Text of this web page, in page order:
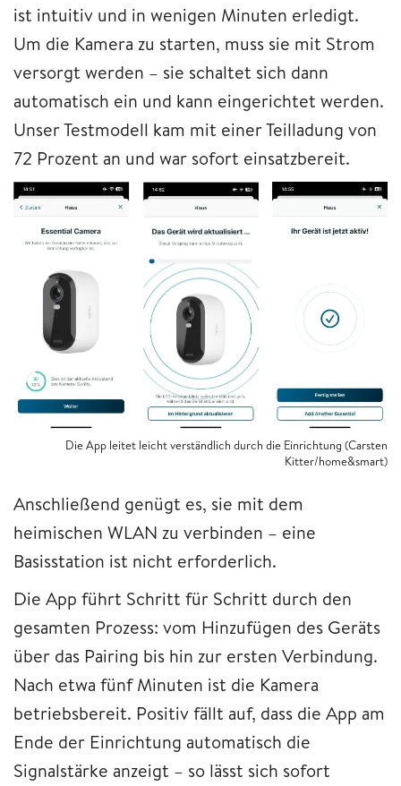
ist intuitiv und in wenigen Minuten erledigt.
Um die Kamera zu starten, muss sie mit Strom
versorgt werden – sie schaltet sich dann
automatisch ein und kann eingerichtet werden.
Unser Testmodell kam mit einer Teilladung von
72 Prozent an und war sofort einsatzbereit.
Die App leitet leicht verständlich durch die Einrichtung (Carsten
Kitter/home&smart)
Anschließend genügt es, sie mit dem
heimischen WLAN zu verbinden – eine
Basisstation ist nicht erforderlich.
Die App führt Schritt für Schritt durch den
gesamten Prozess: vom Hinzufügen des Geräts
über das Pairing bis hin zur ersten Verbindung.
Nach etwa fünf Minuten ist die Kamera
betriebsbereit. Positiv fällt auf, dass die App am
Ende der Einrichtung automatisch die
Signalstärke anzeigt – so lässt sich sofort